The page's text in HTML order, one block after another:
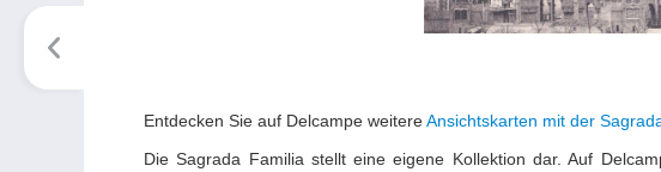
Entdecken Sie auf Delcampe weitereAnsichtskarten mit der
Die Sagrada Familia stellt eine eigene Kollektion dar. Auf